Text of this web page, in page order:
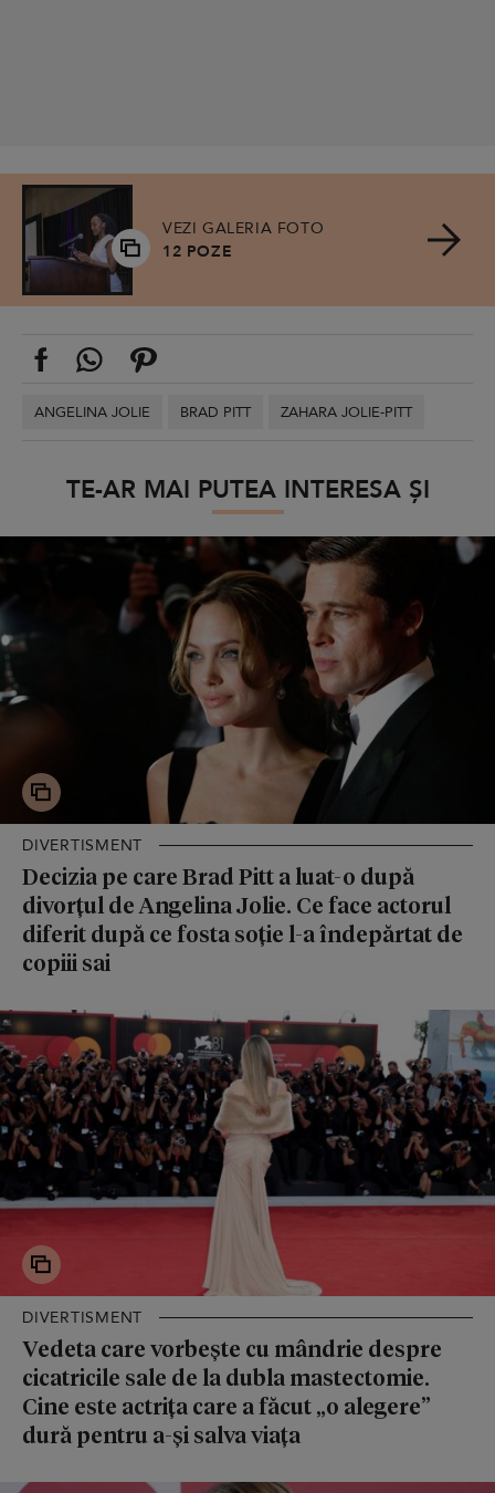
VEZI GALERIA FOTO
12 POZE
ANGELINA JOLIE BRAD PITT ZAHARA JOLIE-PITT
TE-AR MAI PUTEA INTERESA ȘI
DIVERTISMENT
Decizia pe care Brad Pitt a luat-o după
divorțul de Angelina Jolie. Ce face actorul
diferit după ce fosta soție l-a îndepărtat de
copiii sai
DIVERTISMENT
Vedeta care vorbește cu mândrie despre
cicatricile sale de la dubla mastectomie.
Cine este actrița care a făcut „o alegere”
dură pentru a-și salva viața